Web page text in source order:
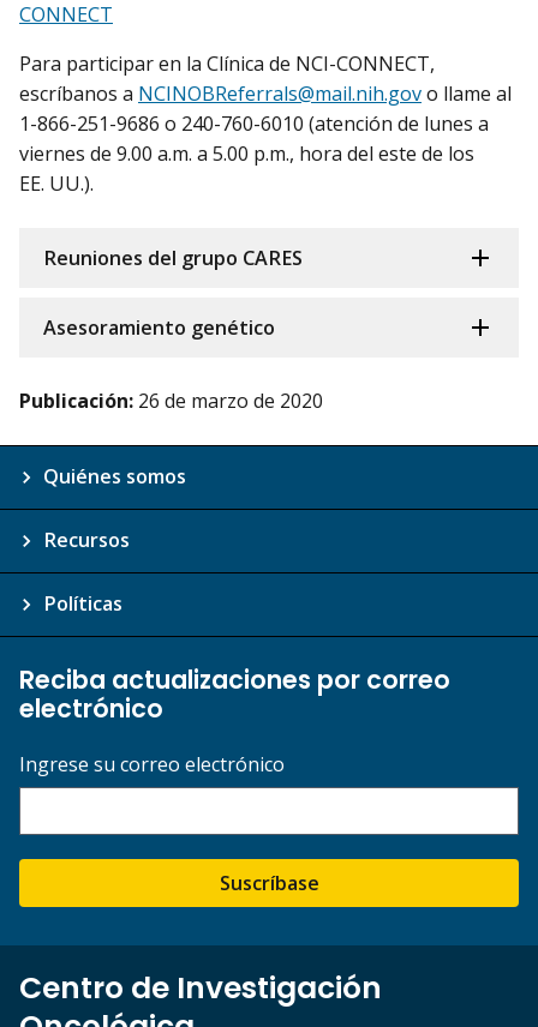
CONNECT
Para participar en la Clínica de NCI-CONNECT,
escríbanos a NCINOBReferrals@mail.nih.govo llame al
1-866-251-9686 o 240-760-6010 (atención de lunes a
viernes de 9.00 a.m. a 5.00 p.m., hora del este de los
EE. UU.).
Reuniones del grupo CARES
Asesoramiento genético
Publicación: 26 de marzo de 2020
Quiénes somos
Recursos
Políticas
Reciba actualizaciones por correo
electrónico
Ingrese su correo electrónico
Suscríbase
Centro de Investigación